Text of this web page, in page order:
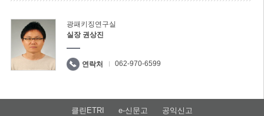
광패키징연구실
실장 권상진
연락처 062-970-6599
클린ETRI e-신문고 공익신고